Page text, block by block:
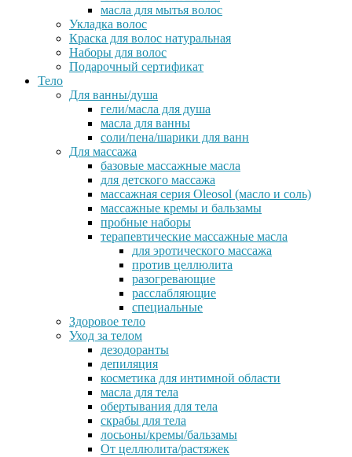
масла для мытья волос
Укладка волос
Краска для волос натуральная
Наборы для волос
Подарочный сертификат
Тело
Для ванны/душа
гели/масла для душа
масла для ванны
соли/пена/шарики для ванн
Для массажа
базовые массажные масла
для детского массажа
массажная серия Oleosol (масло и соль)
массажные кремы и бальзамы
пробные наборы
терапевтические массажные масла
для эротического массажа
против целлюлита
разогревающие
расслабляющие
специальные
Здоровое тело
Уход за телом
дезодоранты
депиляция
косметика для интимной области
масла для тела
обертывания для тела
скрабы для тела
лосьоны/кремы/бальзамы
От целлюлита/растяжек